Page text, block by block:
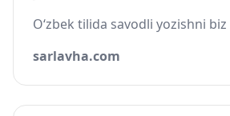
O‘zbek tilida savodli yozishni
sarlavha.com